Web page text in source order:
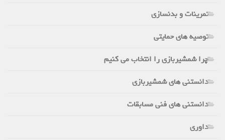
تمرینات و بدنسازی
توصیه های حمایتی
چرا شمشیربازی را انتخاب می کنیم
دانستنی های شمشیربازی
دانستنی های فنی مسابقات
داوری